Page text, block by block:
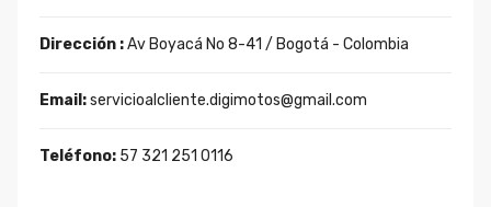
Dirección :Av Boyacá No 8-41 / Bogotá - Colombia
Email:servicioalcliente.digimotos@gmail.com
Teléfono: 57 321 251 0116